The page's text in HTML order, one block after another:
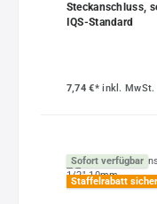
Steckanschluss,
IQS-Standard
7,74 €*inkl. MwSt.
Sofort verfügbar
Staffelrabatt